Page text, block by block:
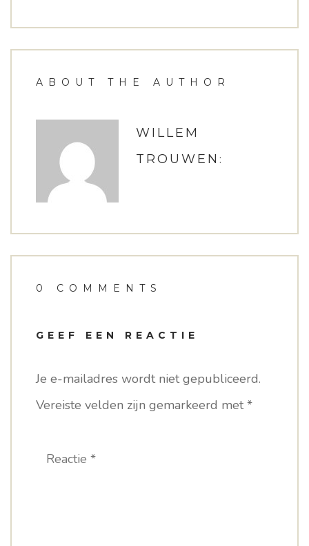
ABOUT THE AUTHOR
WILLEM
TROUWEN :
0 COMMENTS
GEEF EEN REACTIE
Je e-mailadres wordt niet gepubliceerd.
Vereiste velden zijn gemarkeerd met*